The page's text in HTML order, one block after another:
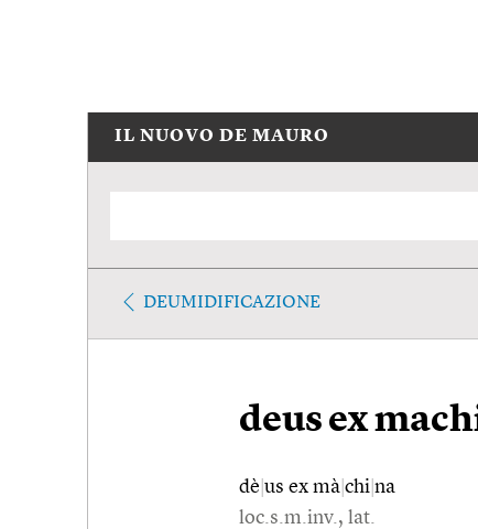
IL NUOVO DE MAURO
DEUMIDIFICAZIONE
deus ex
dè us ex mà chi na
loc.s.m.inv., lat.